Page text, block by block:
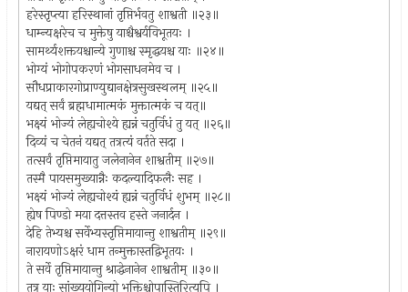
हरेस्तृप्त्या हरिस्थानां तृप्तिर्भवतु शाश्वती ॥२३॥
धाम्न्यक्षरेच च मुक्तेषु याश्चैश्वर्यविभूतयः ।
सामर्थ्यशक्तयश्चान्ये गुणाश्च स्मृद्धयश्च याः ॥२४॥
भोग्यं भोगोपकरणं भोगसाधनमेव च ।
सौधप्राकारगोप्राण्युद्यानक्षेत्रसुखस्थलम् ॥२५॥
यद्यत् सर्वं ब्रह्मधामात्मकं मुक्तात्मकं च यत्॥
भक्ष्यं भोज्यं लेह्यचोश्ये ह्यन्नं चतुर्विधं तु यत् ॥२६॥
दिव्यं च चेतनं यद्यत् तत्रत्यं वर्तते सदा ।
तत्सर्वं तृप्तिमायातु जलेनानेन शाश्वतीम् ॥२७॥
तस्मै पायसमुख्यान्नैः कदल्यादिफलैः सह ।
भक्ष्यं भोज्यं लेह्यचोश्यं ह्यन्नं चतुर्विधं शुभम् ॥२८॥
ह्येष पिण्डो मया दत्तस्तव हस्ते जनार्दन ।
देहि तेभ्यश्च सर्वेभ्यस्तृप्तिमायान्तु शाश्वतीम् ॥२९॥
नारायणोऽक्षरं धाम तन्मुक्तास्तद्विभूतयः ।
ते सर्वे तृप्तिमायान्तु श्राद्धेनानेन शाश्वतीम् ॥३०॥
तत्र याः सांख्ययोगिन्यो भक्तिश्चोपास्तिरित्यपि ।